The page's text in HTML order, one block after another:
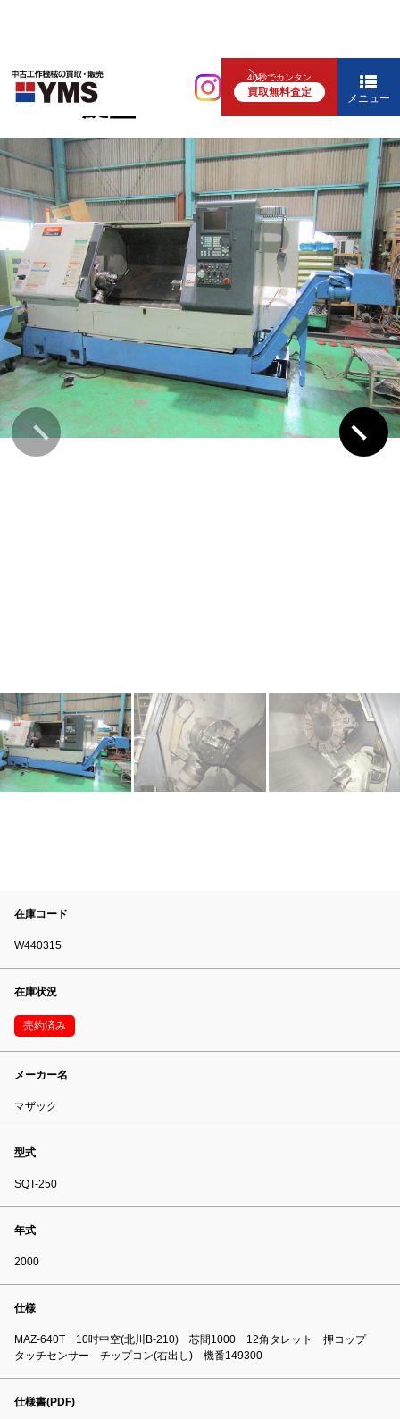
40秒でカンタン
買取無料査定 メニュー
NC旋盤
10″NC旋盤
在庫コード
W440315
在庫状況
売約済み
メーカー名
マザック
型式
SQT-250
年式
2000
仕様
MAZ-640T 10吋中空(北川B-210) 芯間1000 12角タレット 押コップ
タッチセンサー チップコン(右出し) 機番149300
仕様書(PDF)